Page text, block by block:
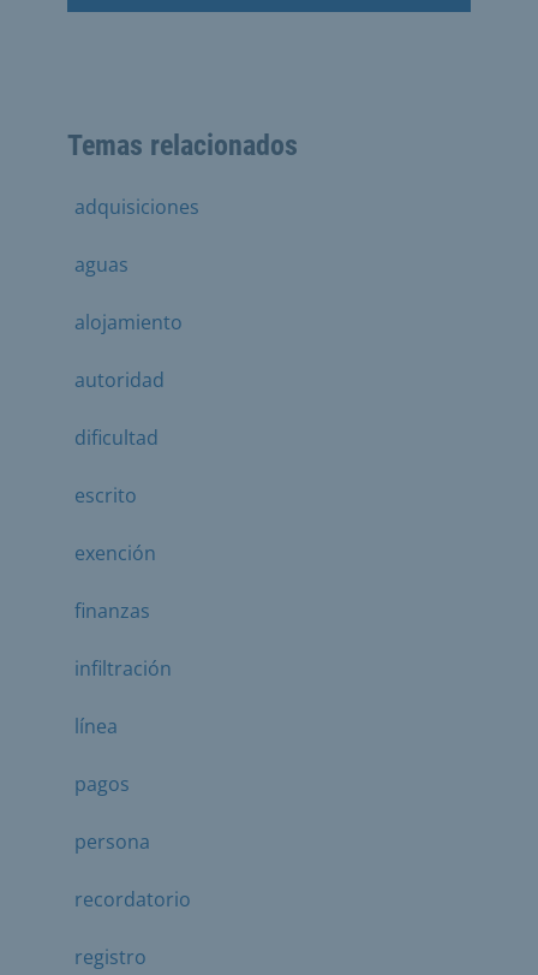
Temas relacionados
adquisiciones
aguas
alojamiento
autoridad
dificultad
escrito
exención
finanzas
infiltración
línea
pagos
persona
recordatorio
registro